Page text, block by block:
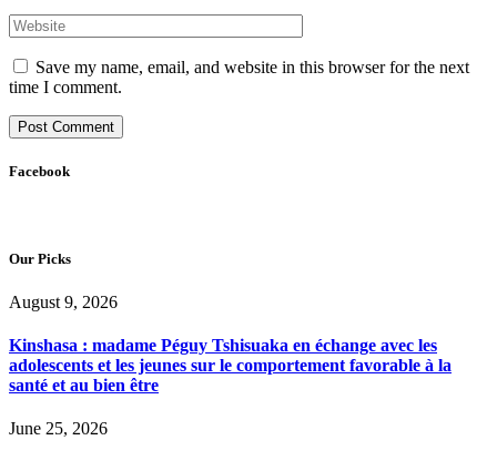
Save my name, email, and website in this browser for the next
time I comment.
Facebook
Our Picks
August 9, 2026
Kinshasa : madame Péguy Tshisuaka en échange avec les
adolescents et les jeunes sur le comportement favorable à la
santé et au bien être
June 25, 2026